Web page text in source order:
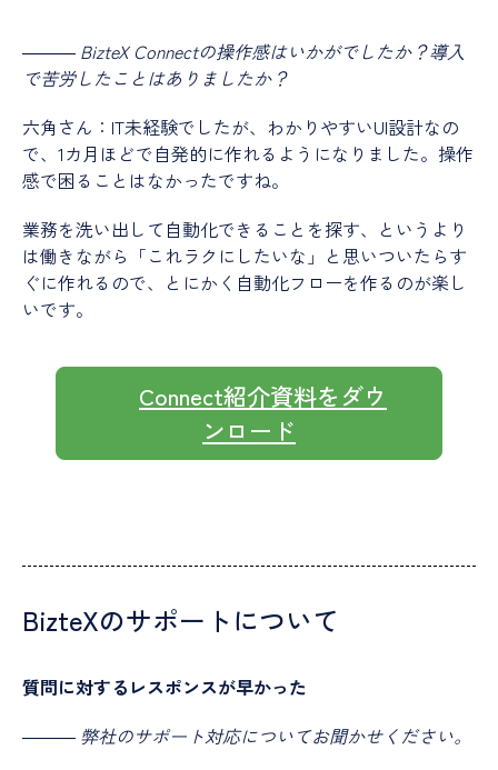
――― BizteX Connectの操作感はいかがでしたか？導入
で苦労したことはありましたか？
六角さん：IT未経験でしたが、わかりやすいUI設計なの
で、1カ月ほどで自発的に作れるようになりました。操作
感で困ることはなかったですね。
業務を洗い出して自動化できることを探す、というより
は働きながら「これラクにしたいな」と思いついたらす
ぐに作れるので、とにかく自動化フローを作るのが楽し
いです。
Connect紹介資料をダウ
ンロード
BizteXのサポートについて
質問に対するレスポンスが早かった
――― 弊社のサポート対応についてお聞かせください。